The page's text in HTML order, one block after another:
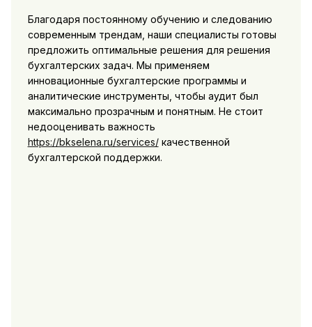
Благодаря постоянному обучению и следованию
современным трендам, наши специалисты готовы
предложить оптимальные решения для решения
бухгалтерских задач. Мы применяем
инновационные бухгалтерские программы и
аналитические инструменты, чтобы аудит был
максимально прозрачным и понятным. Не стоит
недооценивать важность
https://bkselena.ru/services/качественной
бухгалтерской поддержки.